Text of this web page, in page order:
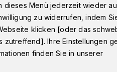
dieses Menü jederzeit wieder
zu widerrufen, indem
klicken [oder das
zutreffend]. Ihre Einstellungen
finden Sie in unserer